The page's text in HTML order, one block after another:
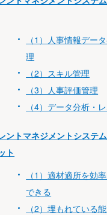
（1）人事情報デー
理
（2）スキル管理
（3）人事評価管理
（4）データ分析・
ントマネジメントシステ
ト
（1）適材適所を効
できる
（2）埋もれている